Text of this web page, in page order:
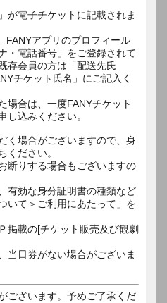
が電子チケットに記載されま
FANYアプリのプロフィール
・電話番号」をご登録されて
存会員の方は「配送先氏
チケット氏名」にご記入く
場合は、一度FANYチケット
し込みください。
く場合がございますので、身
ください。
断りする場合もございますの
有効な身分証明書の種類など
いて＞ご利用にあたって」を
掲載の[チケット販売及び観劇
当日券がない場合がございま
ございます。予めご了承くだ